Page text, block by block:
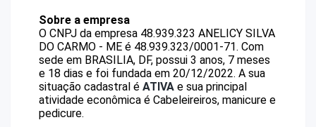
Sobre a empresa
O CNPJ da empresa 48.939.323 ANELICY SILVA
DO CARMO - ME é 48.939.323/0001-71. Com
sede em BRASILIA, DF, possui 3 anos, 7 meses
e 18 dias e foi fundada em 20/12/2022. A sua
situação cadastral é ATIVA e sua principal
atividade econômica é Cabeleireiros, manicure e
pedicure.